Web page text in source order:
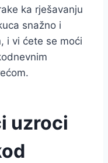
ka rješavanju
snažno i
i vi ćete se moći
uzroci